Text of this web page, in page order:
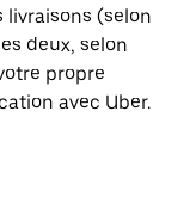
livraisons (selon
deux, selon
propre
avec Uber.